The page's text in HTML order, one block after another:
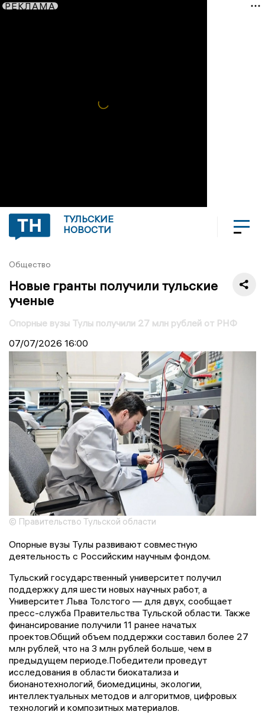
РЕКЛАМА
ТУЛЬСКИЕ
НОВОСТИ
Общество
Новые гранты получили тульские
ученые
Опорные вузы Тулы получили 27 млн рублей от РНФ
07/07/2026 16:00
© Правительство Тульской области
Опорные вузы Тулы развивают совместную
деятельность с Российским научным фондом.
Тульский государственный университет получил
поддержку для шести новых научных работ, а
Университет Льва Толстого — для двух, сообщает
пресс-служба Правительства Тульской области. Также
финансирование получили 11 ранее начатых
проектов.Общий объем поддержки составил более 27
млн рублей, что на 3 млн рублей больше, чем в
предыдущем периоде.Победители проведут
исследования в области биокатализа и
бионанотехнологий, биомедицины, экологии,
интеллектуальных методов и алгоритмов, цифровых
технологий и композитных материалов.